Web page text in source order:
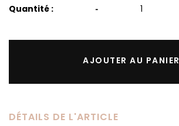
Quantité : -
AJOUTER AU PANIER
DÉTAILS DE L'ARTICLE